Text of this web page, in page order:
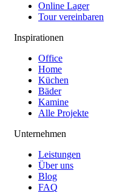
Online Lager
Tour vereinbaren
Inspirationen
Office
Home
Küchen
Bäder
Kamine
Alle Projekte
Unternehmen
Leistungen
Über uns
Blog
FAQ